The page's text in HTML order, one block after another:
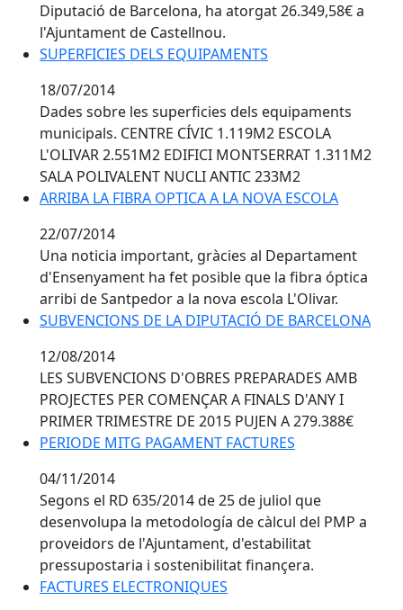
Diputació de Barcelona, ha atorgat 26.349,58€ a
l'Ajuntament de Castellnou.
SUPERFICIES DELS EQUIPAMENTS
SUPERFICIES DELS EQUIPAMENTS
18/07/2014
Dades sobre les superficies dels equipaments
municipals. CENTRE CÍVIC 1.119M2 ESCOLA
L'OLIVAR 2.551M2 EDIFICI MONTSERRAT 1.311M2
SALA POLIVALENT NUCLI ANTIC 233M2
ARRIBA LA FIBRA OPTICA A LA NOVA ESCOLA
22/07/2014
Una noticia important, gràcies al Departament
d'Ensenyament ha fet posible que la fibra óptica
arribi de Santpedor a la nova escola L'Olivar.
SUBVENCIONS DE LA DIPUTACIÓ DE BARCELONA
12/08/2014
LES SUBVENCIONS D'OBRES PREPARADES AMB
PROJECTES PER COMENÇAR A FINALS D'ANY I
PRIMER TRIMESTRE DE 2015 PUJEN A 279.388€
PERIODE MITG PAGAMENT FACTURES
04/11/2014
Segons el RD 635/2014 de 25 de juliol que
desenvolupa la metodología de càlcul del PMP a
proveidors de l'Ajuntament, d'estabilitat
pressupostaria i sostenibilitat finançera.
FACTURES ELECTRONIQUES